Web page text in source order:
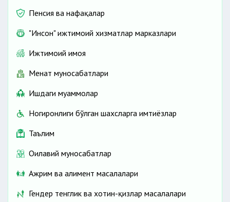
Пенсия ва нафақалар
"Инсон" ижтимоий хизматлар марказлари
Ижтимоий ҳимоя
Меҳнат муносабатлари
Ишдаги муаммолар
Ногиронлиги бўлган шахсларга имтиёзлар
Таълим
Оилавий муносабатлар
Ажрим ва алимент масалалари
Гендер тенглик ва хотин-қизлар масалалари